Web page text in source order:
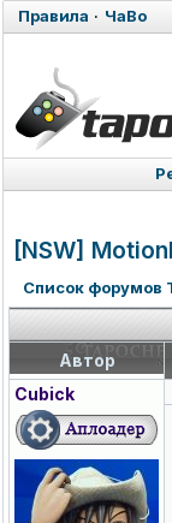
Правила · ЧаВо
[NSW]
Список форумов
Автор
Cubick